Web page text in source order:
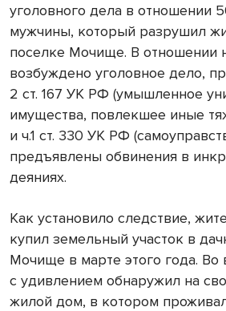
уголовного дела в отношении
мужчины, который разрушил
поселке Мочище. В отношении
возбуждено уголовное дело,
2 ст. 167 УК РФ (умышленное
имущества, повлекшее иные
и ч.1 ст. 330 УК РФ
предъявлены обвинения в
деяниях.
Как установило следствие,
купил земельный участок в
Мочище в марте этого года. Во
с удивлением обнаружил на
жилой дом, в котором